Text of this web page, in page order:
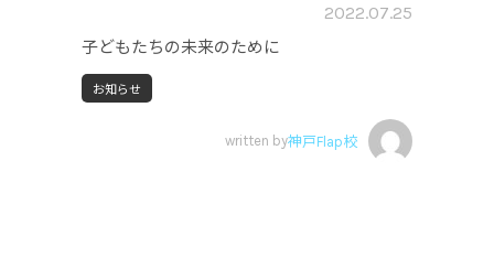
2022.07.25
子どもたちの未来のために
お知らせ
written by神戸Flap校